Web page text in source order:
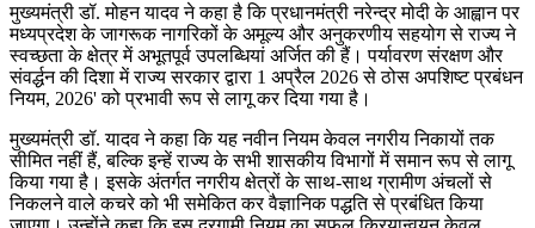
मुख्यमंत्री डॉ. मोहन यादव ने कहा है कि प्रधानमंत्री नरेन्द्र मोदी के आह्वान पर
मध्यप्रदेश के जागरूक नागरिकों के अमूल्य और अनुकरणीय सहयोग से राज्य ने
स्वच्छता के क्षेत्र में अभूतपूर्व उपलब्धियां अर्जित की हैं। पर्यावरण संरक्षण और
संवर्द्धन की दिशा में राज्य सरकार द्वारा 1 अप्रैल 2026 से ठोस अपशिष्ट प्रबंधन
नियम, 2026' को प्रभावी रूप से लागू कर दिया गया है।
मुख्यमंत्री डॉ. यादव ने कहा कि यह नवीन नियम केवल नगरीय निकायों तक
सीमित नहीं हैं, बल्कि इन्हें राज्य के सभी शासकीय विभागों में समान रूप से लागू
किया गया है। इसके अंतर्गत नगरीय क्षेत्रों के साथ-साथ ग्रामीण अंचलों से
निकलने वाले कचरे को भी समेकित कर वैज्ञानिक पद्धति से प्रबंधित किया